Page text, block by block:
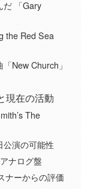
だ 「Gary
the Red Sea
New Church」
現在の活動
The
演の可能性
ナログ盤
ナーからの評価